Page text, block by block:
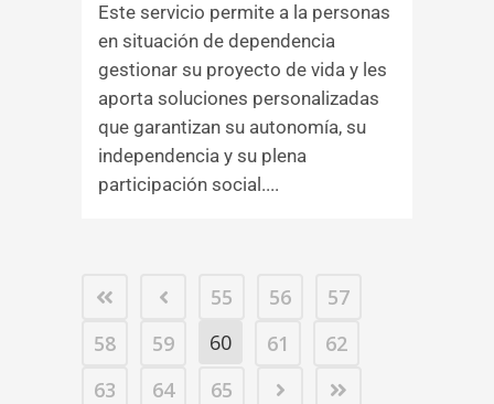
Este servicio permite a la personas
en situación de dependencia
gestionar su proyecto de vida y les
aporta soluciones personalizadas
que garantizan su autonomía, su
independencia y su plena
participación social....
55 56
57
58
59 60 61
62
63
64 65